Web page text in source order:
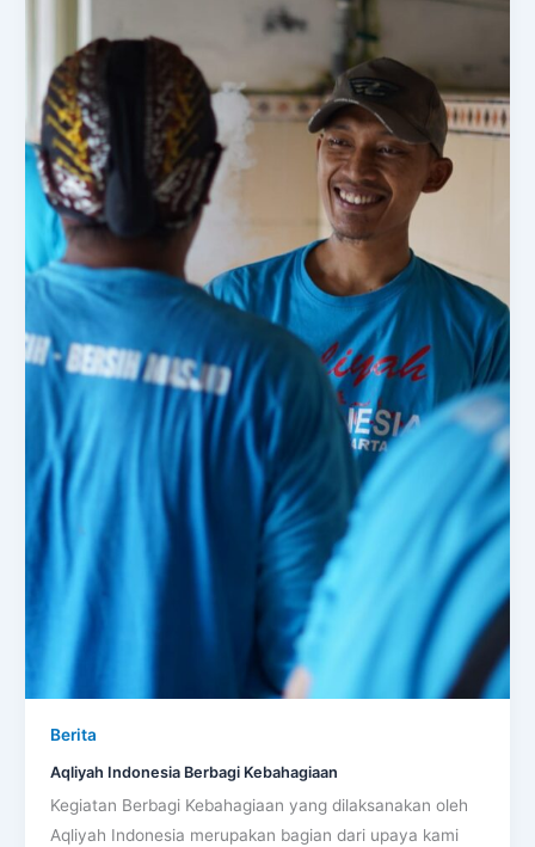
Berita
Aqliyah Indonesia Berbagi Kebahagiaan
Kegiatan Berbagi Kebahagiaan yang dilaksanakan oleh
Aqliyah Indonesia merupakan bagian dari upaya kami